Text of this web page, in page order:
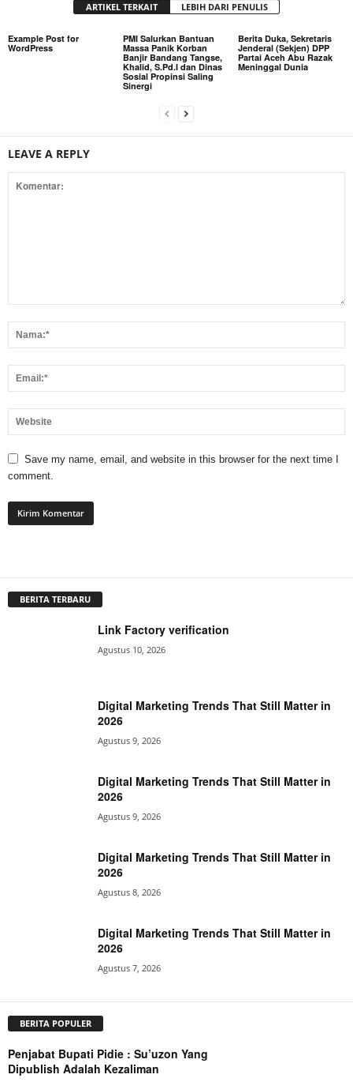
ARTIKEL TERKAIT LEBIH DARI PENULIS
Example Post for
WordPress
PMI Salurkan Bantuan
Massa Panik Korban
Banjir Bandang Tangse,
Khalid, S.Pd.I dan Dinas
Sosial Propinsi Saling
Sinergi
Berita Duka, Sekretaris
Jenderal (Sekjen) DPP
Partai Aceh Abu Razak
Meninggal Dunia
LEAVE A REPLY
Save my name, email, and website in this browser for the next time I
comment.
BERITA TERBARU
Link Factory verification
Agustus 10, 2026
Digital Marketing Trends That Still Matter in
2026
Agustus 9, 2026
Digital Marketing Trends That Still Matter in
2026
Agustus 9, 2026
Digital Marketing Trends That Still Matter in
2026
Agustus 8, 2026
Digital Marketing Trends That Still Matter in
2026
Agustus 7, 2026
BERITA POPULER
Penjabat Bupati Pidie : Su’uzon Yang
Dipublish Adalah Kezaliman